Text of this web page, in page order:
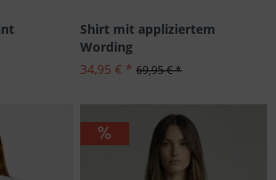
Shirt mit appliziertem
Wording
34,95 € * 69,95 € *